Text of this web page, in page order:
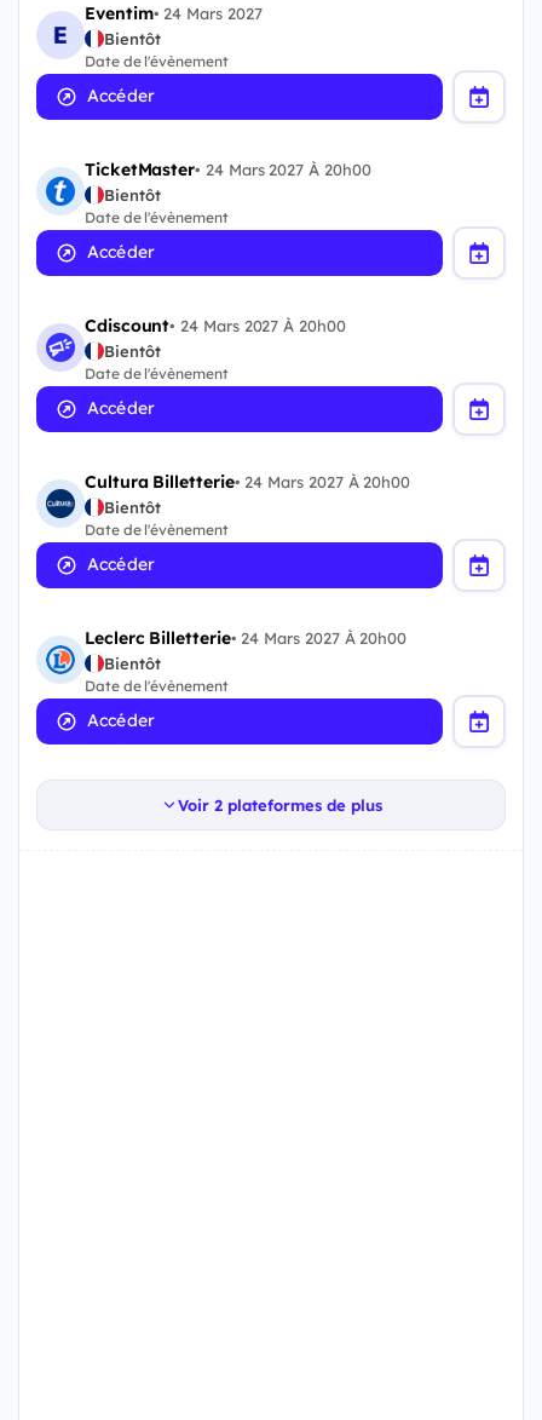
Eventim• 24 Mars 2027
Bientôt
Date de l'évènement
Accéder
TicketMaster• 24 Mars 2027 À 20h00
Bientôt
Date de l'évènement
Accéder
Cdiscount• 24 Mars 2027 À 20h00
Bientôt
Date de l'évènement
Accéder
Cultura Billetterie• 24 Mars 2027 À 20h00
Bientôt
Date de l'évènement
Accéder
Leclerc Billetterie• 24 Mars 2027 À 20h00
Bientôt
Date de l'évènement
Accéder
Voir 2 plateformes de plus